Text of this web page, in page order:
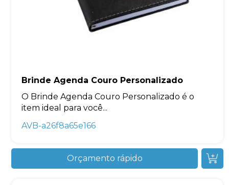
Brinde Agenda Couro Personalizado
O Brinde Agenda Couro Personalizado é o
item ideal para você...
AVB-a26f8a65e166
Orçamento rápido